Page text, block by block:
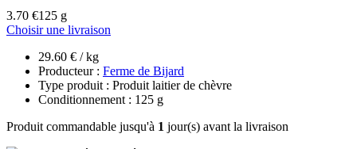
3.70 €125 g
Choisir une livraison
29.60 € / kg
Producteur : Ferme de Bijard
Type produit : Produit laitier de chèvre
Conditionnement : 125 g
Produit commandable jusqu'à 1 jour(s) avant la livraison